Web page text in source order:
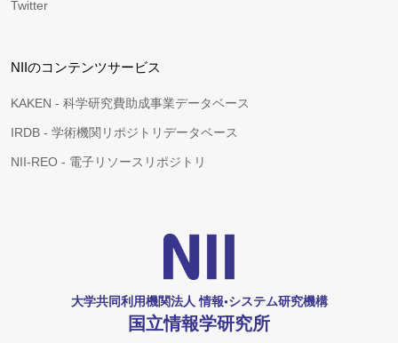
Twitter
NIIのコンテンツサービス
KAKEN - 科学研究費助成事業データベース
IRDB - 学術機関リポジトリデータベース
NII-REO - 電子リソースリポジトリ
大学共同利用機関法人 情報•システム研究機構
国立情報学研究所